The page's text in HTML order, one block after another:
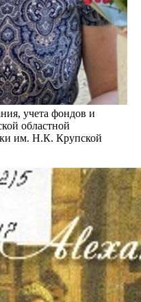
учета фондов и
областной
им. Н.К. Крупской